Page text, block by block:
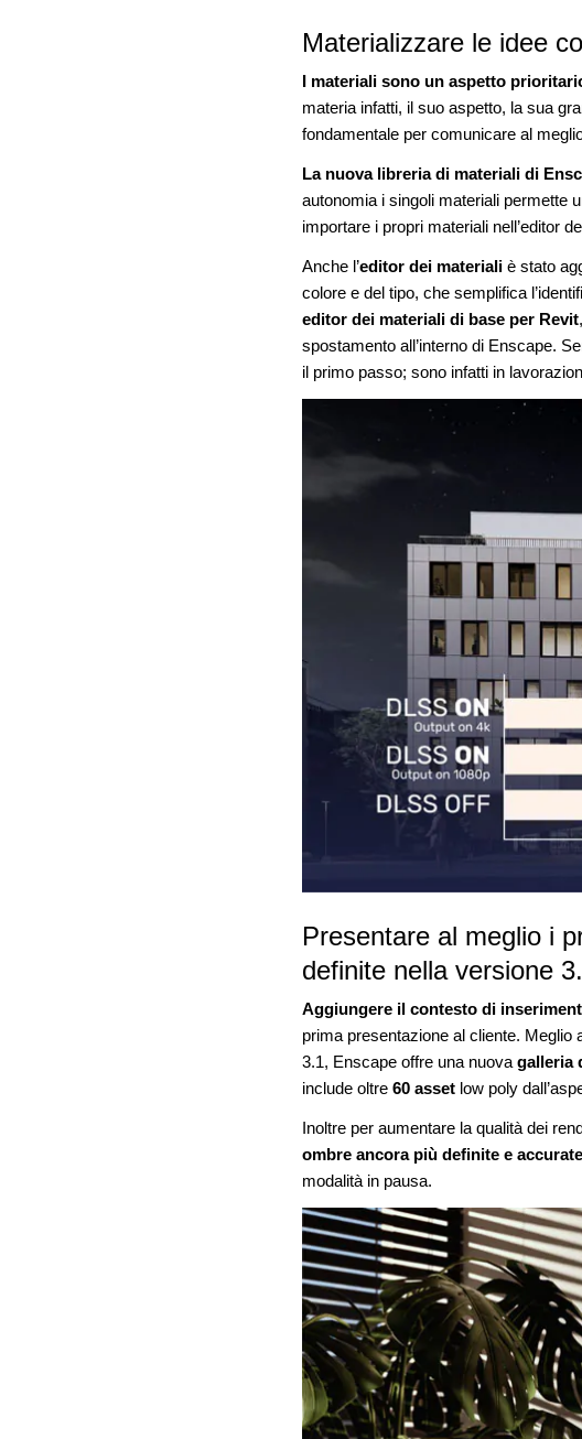
Materializzare le idee
I materiali sono un aspetto
materia infatti, il suo aspetto, la sua
fondamentale per comunicare al
La nuova libreria di materiali di
autonomia i singoli materiali permette
importare i propri materiali nell’editor
Anche l’editor dei materiali è stato
colore e del tipo, che semplifica
editor dei materiali di base per Revit
spostamento all’interno di Enscape.
il primo passo; sono infatti in
Presentare al meglio i
definite nella versione
Aggiungere il contesto di
prima presentazione al cliente.
3.1, Enscape offre una nuova galleria
include oltre 60 asset low poly
Inoltre per aumentare la qualità dei
ombre ancora più definite e accurate
modalità in pausa.